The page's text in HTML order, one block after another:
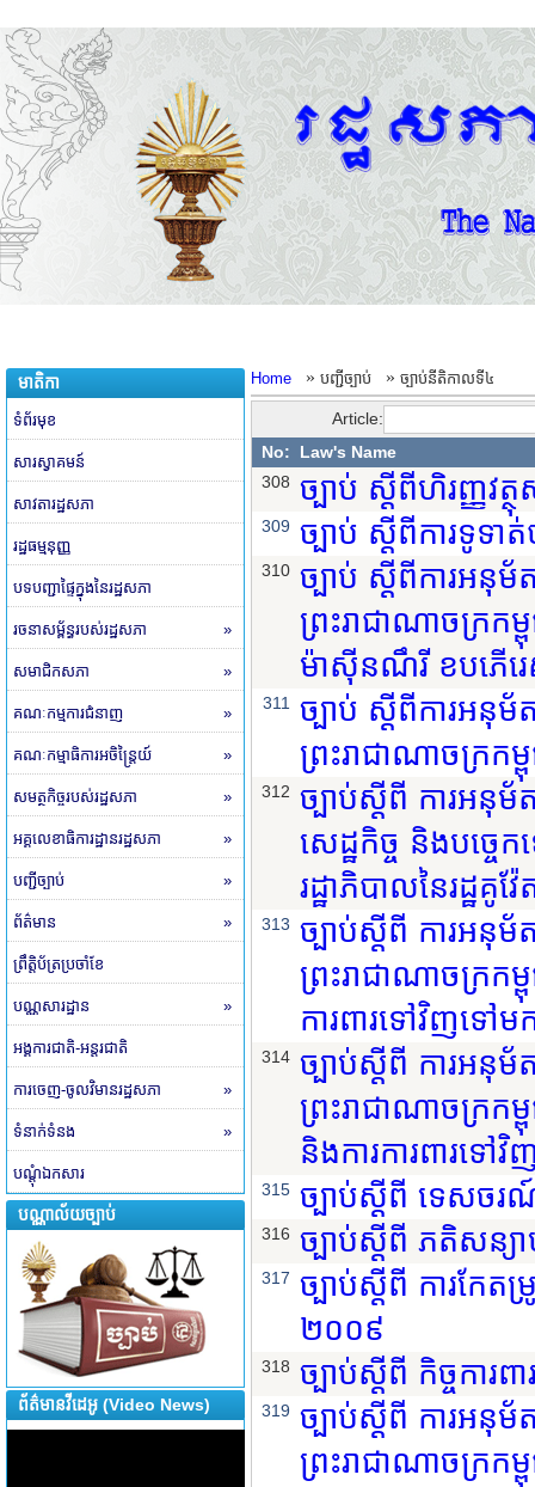
មាតិកា
ទំព័រមុខ
សារស្វាគមន៍
សាវតារដ្ឋសភា
រដ្ឋធម្មនុញ្ញ
បទបញ្ជាផ្ទៃក្នុងនៃរដ្ឋសភា
រចនាសម្ព័ន្ធរបស់រដ្ឋសភា »
សមាជិកសភា »
គណៈកម្មការជំនាញ »
គណៈកម្មាធិការអចិន្ត្រៃយ៍ »
សមត្ថកិច្ចរបស់រដ្ឋសភា »
អគ្គលេខាធិការដ្ឋានរដ្ឋសភា »
បញ្ជីច្បាប់ »
ព័ត៌មាន »
ព្រឹត្តិប័ត្រប្រចាំខែ
បណ្ណសារដ្ឋាន »
អង្គការជាតិ-អន្តរជាតិ
ការចេញ-ចូលវិមានរដ្ឋសភា »
ទំនាក់ទំនង »
បណ្តុំឯកសារ
បណ្ណាល័យច្បាប់
ព័ត៌មានវីដេអូ (Video News)
Home » បញ្ជីច្បាប់ » ច្បាប់នីតិកាលទី៤
Article:
No:
Law's Name
308 ច្បាប់ ស្តីពីហិរញ្ញវត្
309 ច្បាប់ ស្តីពីការទូទា
310 ច្បាប់ ស្តីពីការអនុ
ព្រះរាជាណាចក្
ម៉ាស៊ីនណឹរី ខបភើរ
311
ច្បាប់ ស្តីពីការអនុ
ព្រះរាជាណាចក្រ
312 ច្បាប់ស្តីពី ការអនុ
សេដ្ឋកិច្ច និងបច្ចេក
រដ្ឋាភិបាលនៃរដ្ឋគូវ៉ែ
313 ច្បាប់ស្តីពី ការអនុម័
ព្រះរាជាណាចក្រកម្
ការពារទៅវិញទៅម
314 ច្បាប់ស្តីពី ការអនុម័
ព្រះរាជាណាចក្រក
និងការការពារទៅ
315 ច្បាប់ស្តីពី ទេសចរ
316 ច្បាប់ស្តីពី ភតិសន្យា
317 ច្បាប់ស្តីពី ការកែតម្
២០០៩
318 ច្បាប់ស្តីពី កិច្ចការ
319 ច្បាប់ស្តីពី ការអនុម័
ព្រះរាជាណាចក្រក